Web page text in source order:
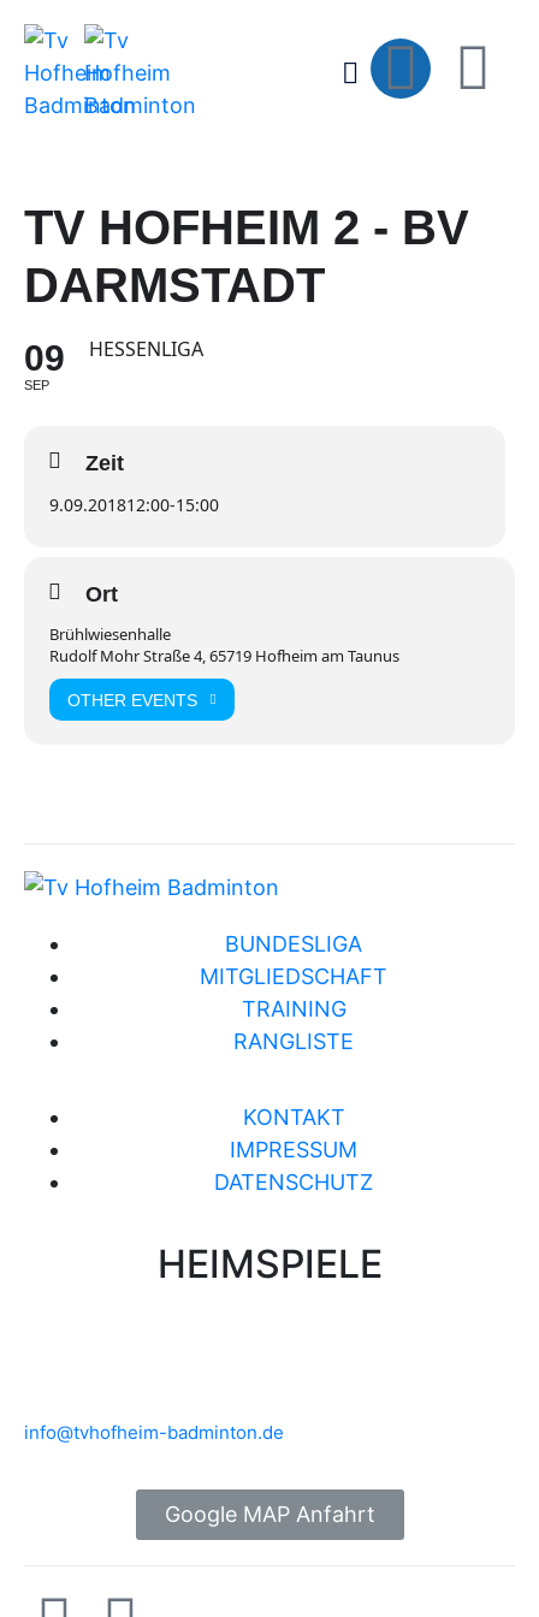
TV HOFHEIM 2 - BV
DARMSTADT
09
SEP
HESSENLIGA
Zeit
9.09.201812:00-15:00
Ort
Brühlwiesenhalle
Rudolf Mohr Straße 4, 65719 Hofheim am Taunus
OTHER EVENTS
BUNDESLIGA
MITGLIEDSCHAFT
TRAINING
RANGLISTE
KONTAKT
IMPRESSUM
DATENSCHUTZ
HEIMSPIELE
info@tvhofheim-badminton.de
Google MAP Anfahrt